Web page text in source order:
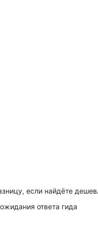
если найдёте
ответа гида